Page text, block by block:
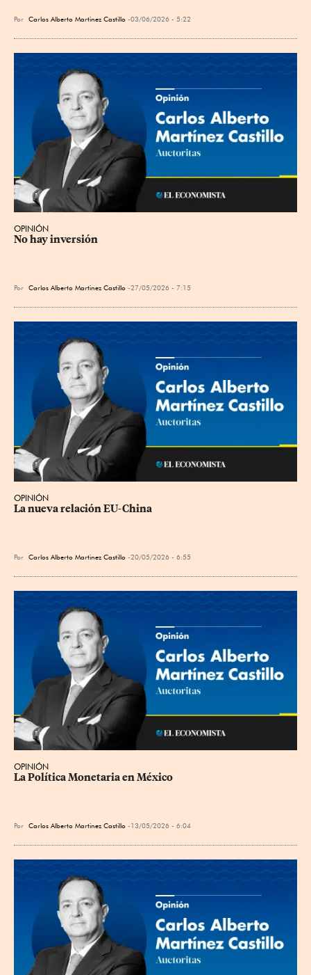
Por Carlos Alberto Martinez Castillo 03/06/2026 - 5:22
OPINIÓN
No hay inversión
Por Carlos Alberto Martinez Castillo 27/05/2026 - 7:15
OPINIÓN
La nueva relación EU-China
Por Carlos Alberto Martinez Castillo 20/05/2026 - 6:55
OPINIÓN
La Política Monetaria en México
Por Carlos Alberto Martinez Castillo 13/05/2026 - 6:04